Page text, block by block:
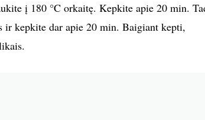
į 180 °C orkaitę. Kepkite apie 20 min.
ir kepkite dar apie 20 min. Baigiant kepti,